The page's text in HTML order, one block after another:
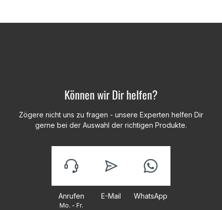
Können wir Dir helfen?
Zögere nicht uns zu fragen - unsere Experten helfen Dir
gerne bei der Auswahl der richtigen Produkte.
Anrufen
Mo. - Fr.
E-Mail WhatsApp